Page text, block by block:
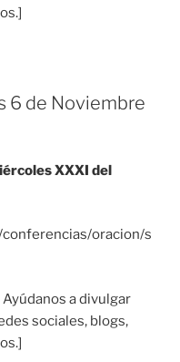
6 de Noviembre
XXXI del
oracion/s
Ayúdanos a divulgar
sociales, blogs,